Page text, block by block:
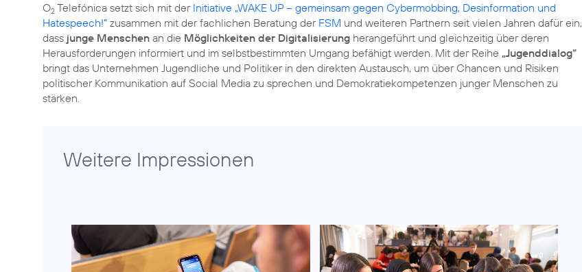
O2 Telefónica setzt sich mit der Initiative „WAKE UP – gemeinsam gegen Cybermobbing, Desinformation und
Hatespeech!“ zusammen mit der fachlichen Beratung der FSM und weiteren Partnern seit vielen Jahren dafür ein,
dass junge Menschen an die Möglichkeiten der Digitalisierung herangeführt und gleichzeitig über deren
Herausforderungen informiert und im selbstbestimmten Umgang befähigt werden. Mit der Reihe „Jugenddialog“
bringt das Unternehmen Jugendliche und Politiker in den direkten Austausch, um über Chancen und Risiken
politischer Kommunikation auf Social Media zu sprechen und Demokratiekompetenzen junger Menschen zu
stärken.
Weitere Impressionen